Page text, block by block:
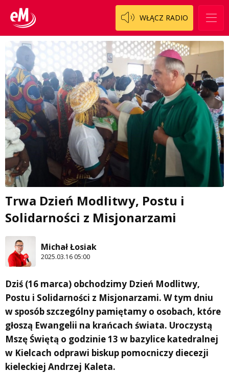
WŁĄCZ RADIO
Trwa Dzień Modlitwy, Postu i
Solidarności z Misjonarzami
Michał Łosiak
2025.03.16 05:00
Dziś (16 marca) obchodzimy Dzień Modlitwy,
Postu i Solidarności z Misjonarzami. W tym dniu
w sposób szczególny pamiętamy o osobach, które
głoszą Ewangelii na krańcach świata. Uroczystą
Mszę Świętą o godzinie 13 w bazylice katedralnej
w Kielcach odprawi biskup pomocniczy diecezji
kieleckiej Andrzej Kaleta.